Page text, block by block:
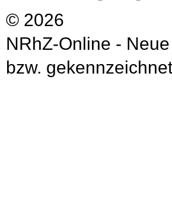
© 2026
NRhZ-Online -
bzw.